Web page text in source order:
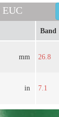
mm
in
Band
26.8
7.1